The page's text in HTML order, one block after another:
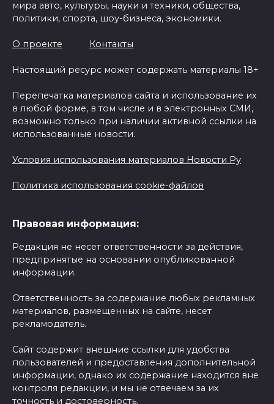
мира авто, культуры, науки и техники, общества,
политики, спорта, шоу-бизнеса, экономики.
О проекте Контакты
Настоящий ресурс может содержать материалы 18+
Перепечатка материалов сайта и использование их
в любой форме, в том числе и в электронных СМИ,
возможно только при наличии активной ссылки на
использованные новости.
Условия использования материалов Новости Ру
Политика использования cookie-файлов
Правовая информация:
Редакция не несет ответственности за действия,
предпринятые на основании опубликованной
информации.
Ответственность за содержание любых рекламных
материалов, размещенных на сайте, несет
рекламодатель.
Сайт содержит внешние ссылки для удобства
пользователей и предоставления дополнительной
информации, однако их содержание находится вне
контроля редакции, и мы не отвечаем за их
точность и достоверность.